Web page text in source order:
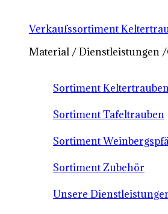
Verkaufssortiment
Material / Dienstleistungen
Sortiment
Sortiment Tafeltrauben
Sortiment
Sortiment Zubehör
Unsere